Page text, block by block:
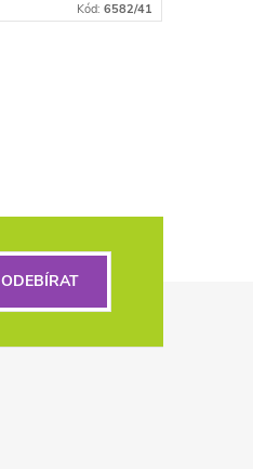
Kód: 6582/41
ODEBÍRAT